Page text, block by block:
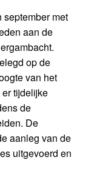
met
aan de
op de
van het
tijdelijke
de
De
aanleg van de
uitgevoerd en